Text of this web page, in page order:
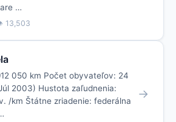
…
13,503
050 km Počet obyvateľov: 24
2003) Hustota zaľudnenia:
/km Štátne zriadenie: federálna
→